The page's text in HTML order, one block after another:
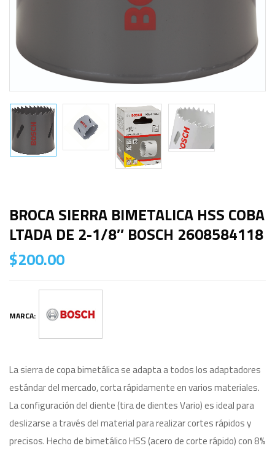
BROCA SIERRA BIMETALICA HSS COBA
LTADA DE 2-1/8″ BOSCH 2608584118
$200.00
MARCA:
La sierra de copa bimetálica se adapta a todos los adaptadores
estándar del mercado, corta rápidamente en varios materiales.
La configuración del diente (tira de dientes Vario) es ideal para
deslizarse a través del material para realizar cortes rápidos y
precisos. Hecho de bimetálico HSS (acero de corte rápido) con 8%